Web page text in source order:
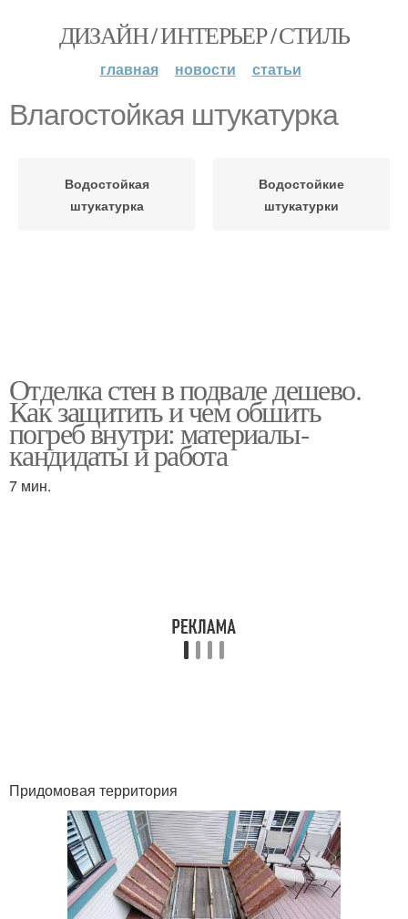
ДИЗАЙН / ИНТЕРЬЕР / СТИЛЬ
главная новости статьи
Влагостойкая штукатурка
Водостойкая
штукатурка
Водостойкие
штукатурки
Отделка стен в подвале дешево.
Как защитить и чем обшить
погреб внутри: материалы-
кандидаты и работа
7 мин.
Придомовая территория